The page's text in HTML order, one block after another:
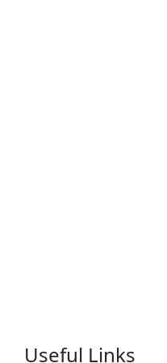
Useful Links